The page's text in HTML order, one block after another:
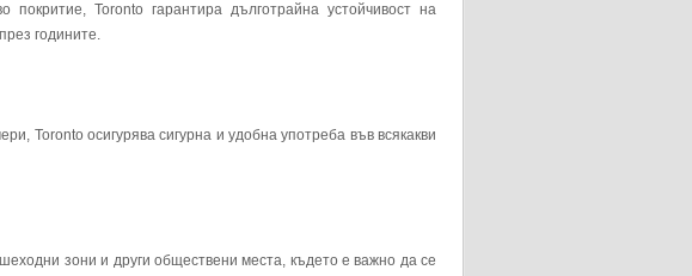
покритие, Toronto гарантира дълготрайна устойчивост на
годините.
Toronto осигурява сигурна и удобна употреба във всякакви
зони и други обществени места, където е важно да се